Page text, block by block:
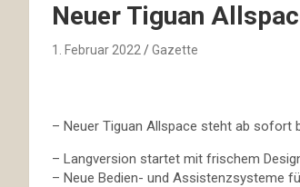
Neuer Tiguan
1. Februar 2022 Gazette
– Neuer Tiguan Allspace steht ab sofort
– Langversion startet mit frischem
– Neue Bedien- und Assistenzsysteme